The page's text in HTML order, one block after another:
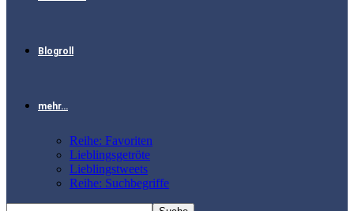
Blogroll
mehr…
Reihe: Favoriten
Lieblingsgetröte
Lieblingstweets
Reihe: Suchbegriffe